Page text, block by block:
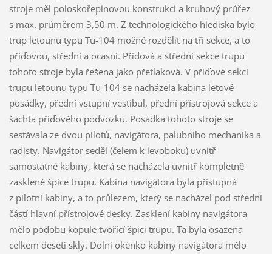
stroje měl poloskořepinovou konstrukci a kruhový průřez
s max. průměrem 3,50 m. Z technologického hlediska bylo
trup letounu typu Tu-104 možné rozdělit na tři sekce, a to
příďovou, střední a ocasní. Příďová a střední sekce trupu
tohoto stroje byla řešena jako přetlaková. V příďové sekci
trupu letounu typu Tu-104 se nacházela kabina letové
posádky, přední vstupní vestibul, přední přístrojová sekce a
šachta příďového podvozku. Posádka tohoto stroje se
sestávala ze dvou pilotů, navigátora, palubního mechanika a
radisty. Navigátor seděl (čelem k levoboku) uvnitř
samostatné kabiny, která se nacházela uvnitř kompletně
zasklené špice trupu. Kabina navigátora byla přístupná
z pilotní kabiny, a to průlezem, který se nacházel pod střední
částí hlavní přístrojové desky. Zasklení kabiny navigátora
mělo podobu kopule tvořící špici trupu. Ta byla osazena
celkem deseti skly. Dolní okénko kabiny navigátora mělo